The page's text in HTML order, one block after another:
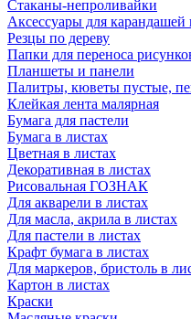
Стаканы-непроливайки
Аксессуары для карандашей
Резцы по дереву
Папки для переноса
Планшеты и панели
Палитры, кюветы пустые,
Клейкая лента малярная
Бумага для пастели
Бумага в листах
Цветная в листах
Декоративная в листах
Рисовальная ГОЗНАК
Для акварели в листах
Для масла, акрила в листах
Для пастели в листах
Крафт бумага в листах
Для маркеров, бристоль в
Картон в листах
Краски